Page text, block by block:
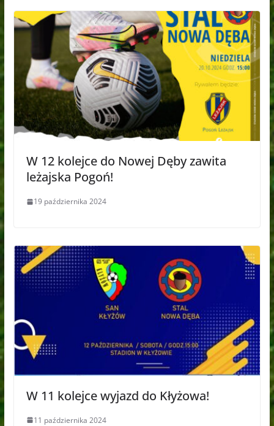
W 12 kolejce do Nowej Dęby zawita
leżajska Pogoń!
19 października 2024
W 11 kolejce wyjazd do Kłyżowa!
11 października 2024